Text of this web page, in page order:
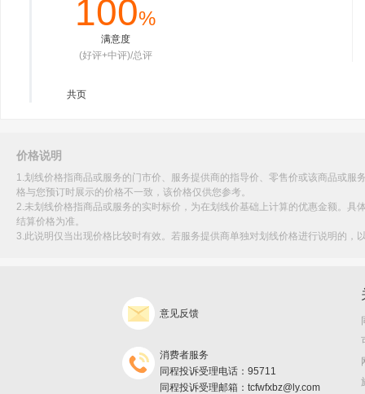
100%
满意度
(好评+中评)/总评
共页
价格说明
1.划线价格指商品或服务的门市价、服务提供商的指导价、零售价或该商品或
格与您预订时展示的价格不一致，该价格仅供您参考。
2.未划线价格指商品或服务的实时标价，为在划线价基础上计算的优惠金额。
结算价格为准。
3.此说明仅当出现价格比较时有效。若服务提供商单独对划线价格进行说明的
意见反馈
消费者服务
同程投诉受理电话：95711
同程投诉受理邮箱：tcfwfxbz@ly.com